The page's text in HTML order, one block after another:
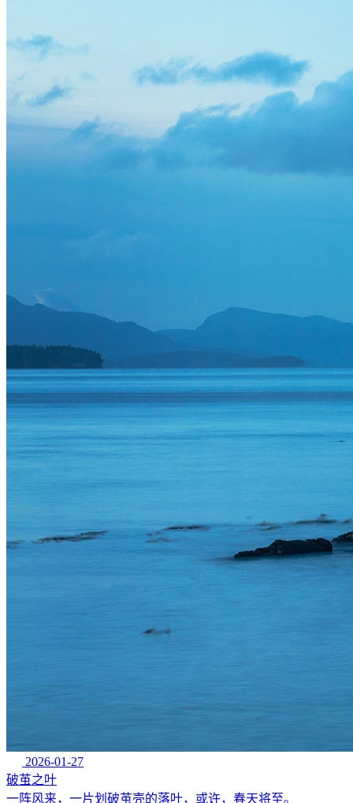
2026-01-27
破茧之叶
一阵风来，一片划破茧壳的落叶，或许，春天将至。